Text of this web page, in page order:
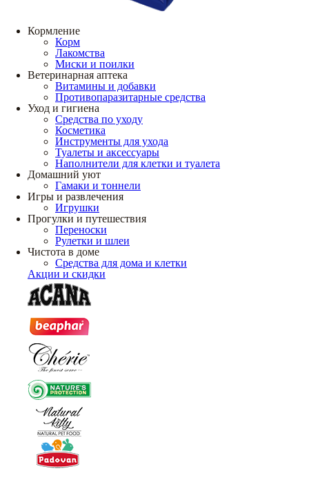
Кормление
Корм
Лакомства
Миски и поилки
Ветеринарная аптека
Витамины и добавки
Противопаразитарные средства
Уход и гигиена
Средства по уходу
Косметика
Инструменты для ухода
Туалеты и аксессуары
Наполнители для клетки и туалета
Домашний уют
Гамаки и тоннели
Игры и развлечения
Игрушки
Прогулки и путешествия
Переноски
Рулетки и шлеи
Чистота в доме
Средства для дома и клетки
Акции и скидки